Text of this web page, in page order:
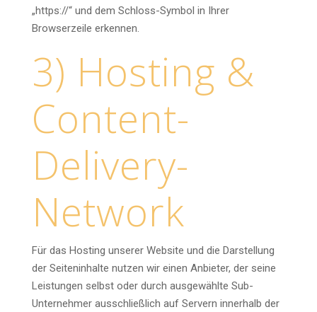
„https://“ und dem Schloss-Symbol in Ihrer
Browserzeile erkennen.
3) Hosting &
Content-
Delivery-
Network
Für das Hosting unserer Website und die Darstellung
der Seiteninhalte nutzen wir einen Anbieter, der seine
Leistungen selbst oder durch ausgewählte Sub-
Unternehmer ausschließlich auf Servern innerhalb der